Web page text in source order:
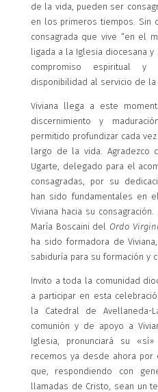
de la vida, pueden ser
en los primeros tiempos. Sin
consagrada que vive “en el
ligada a la Iglesia diocesana
compromiso espiritual
disponibilidad al servicio de la
Viviana llega a este
discernimiento y
permitido profundizar cada
largo de la vida. Agradezco
Ugarte, delegado para el
consagradas, por su
han sido fundamentales en
Viviana hacia su
María Boscaini del Ordo
ha sido formadora de
sabiduría para su formación y
Invito a toda la comunidad
a participar en esta
la Catedral de
comunión y de apoyo a
Iglesia, pronunciará su
recemos ya desde ahora por
que, respondiendo con
llamadas de Cristo, sean un